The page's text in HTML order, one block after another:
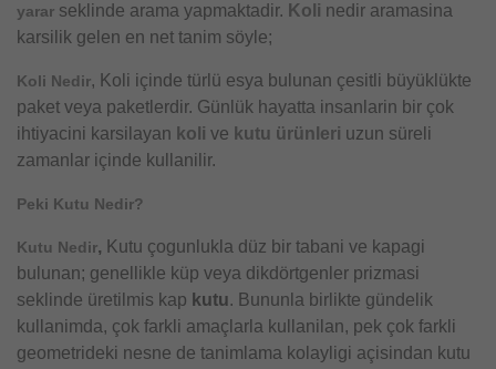
yarar seklinde arama yapmaktadir. Koli nedir aramasina
karsilik gelen en net tanim söyle;
Koli Nedir, Koli içinde türlü esya bulunan çesitli büyüklükte
paket veya paketlerdir. Günlük hayatta insanlarin bir çok
ihtiyacini karsilayan koli ve kutu ürünleri uzun süreli
zamanlar içinde kullanilir.
Peki Kutu Nedir?
Kutu Nedir, Kutu çogunlukla düz bir tabani ve kapagi
bulunan; genellikle küp veya dikdörtgenler prizmasi
seklinde üretilmis kap kutu. Bununla birlikte gündelik
kullanimda, çok farkli amaçlarla kullanilan, pek çok farkli
geometrideki nesne de tanimlama kolayligi açisindan kutu